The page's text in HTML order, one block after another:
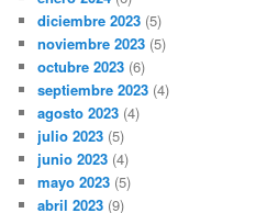
diciembre 2023 (5)
noviembre 2023 (5)
octubre 2023 (6)
septiembre 2023 (4)
agosto 2023 (4)
julio 2023 (5)
junio 2023 (4)
mayo 2023 (5)
abril 2023 (9)